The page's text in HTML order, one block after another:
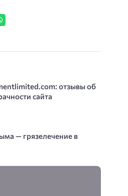
отзывы об
сайта
— грязелечение в